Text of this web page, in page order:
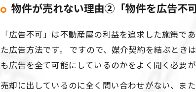
物件が売れない理由②「物件を広告不可
「広告不可」は不動産屋の利益を追求した施策で
た広告方法です。 ですので、媒介契約を結ぶとき
も広告を全て可能にしているのかをよく聞く必要が
売却に出しているのに全く問い合わせがない、ま